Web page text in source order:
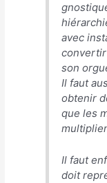
avec
son
Il faut
obtenir
que les
Il faut
doit